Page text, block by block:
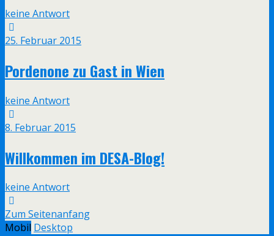
keine Antwort
25. Februar 2015
Pordenone zu Gast in Wien
keine Antwort
8. Februar 2015
Willkommen im DESA-Blog!
keine Antwort
Zum Seitenanfang
Mobil Desktop